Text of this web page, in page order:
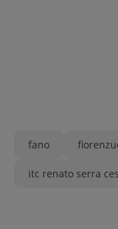
fano
itc renato serra